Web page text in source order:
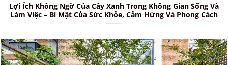
Lợi Ích Không Ngờ Của Cây Xanh Trong Không Gian Sống Và
Làm Việc – Bí Mật Của Sức Khỏe, Cảm Hứng Và Phong Cách